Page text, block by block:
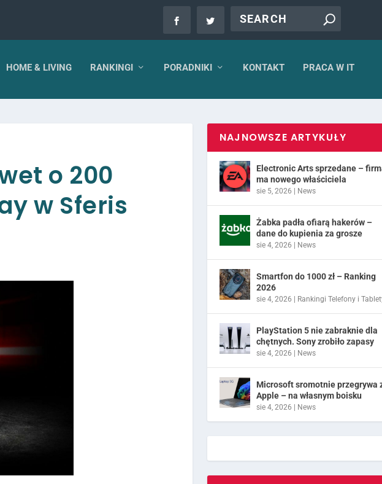
HOME & LIVING RANKINGI PORADNIKI KONTAKT PRACA W IT
o 200
w Sferis
NAJNOWSZE ARTYKUŁY
Electronic Arts sprzedane –
ma nowego właściciela
sie 5, 2026 | News
Żabka padła ofiarą hakerów –
dane do kupienia za grosze
sie 4, 2026 | News
Smartfon do 1000 zł – Ranking
2026
sie 4, 2026 | Rankingi Telefony i
PlayStation 5 nie zabraknie dla
chętnych. Sony zrobiło zapasy
sie 4, 2026 | News
Microsoft sromotnie przegrywa
Apple – na własnym boisku
sie 4, 2026 | News